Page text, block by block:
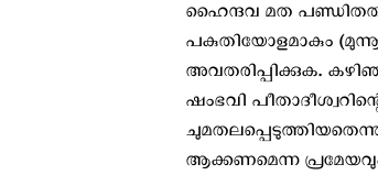
ഹൈന്ദവ മത
പകുതിയോളമാകും
അവതരിപ്പിക്കുക.
ഷംഭവി
ആക്കണമെന്ന